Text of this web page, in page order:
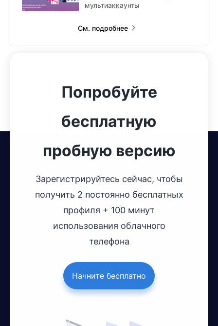
мультиаккаунты
См. подробнее
Попробуйте
бесплатную
пробную версию
Зарегистрируйтесь сейчас, чтобы
получить 2 постоянно бесплатных
профиля + 100 минут
использования облачного
телефона
Начните бесплатно